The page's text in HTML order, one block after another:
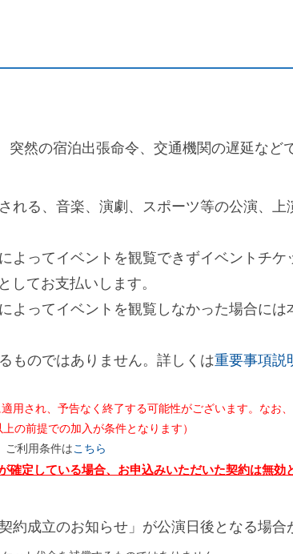
突然の宿泊出張命令、交通機関の遅延な
れる、音楽、演劇、スポーツ等の公演、
よってイベントを観覧できずイベントチ
してお支払いします。
よってイベントを観覧しなかった場合に
ものではありません。詳しくは重要事項説
用され、予告なく終了する可能性がございます。なお
の前提での加入が条件となります）
ご利用条件はこちら
定している場合、お申込みいただいた契約は無効
約成立のお知らせ」が公演日後となる場合